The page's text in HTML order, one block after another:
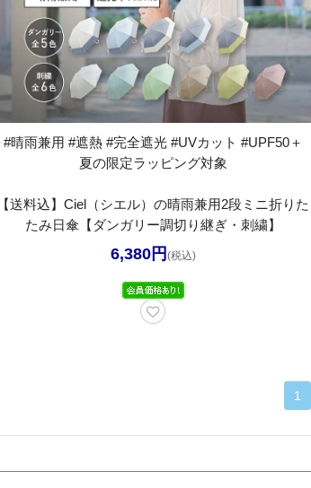
#晴雨兼用 #遮熱 #完全遮光 #UVカット #UPF50＋
夏の限定ラッピング対象
【送料込】Ciel（シエル）の晴雨兼用2段ミニ折りた
たみ日傘【ダンガリー調切り継ぎ・刺繍】
6,380円 (税込)
1